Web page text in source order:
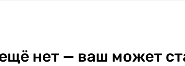
нет — ваш может